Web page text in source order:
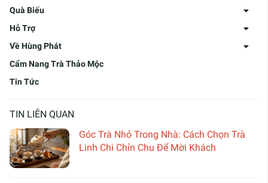
Quà Biếu
Hỗ Trợ
Về Hùng Phát
Cẩm Nang Trà Thảo Mộc
Tin Tức
TIN LIÊN QUAN
Góc Trà Nhỏ Trong Nhà: Cách Chọn Trà
Linh Chi Chỉn Chu Để Mời Khách